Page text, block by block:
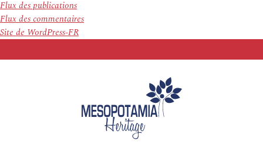
Flux des publications
Flux des commentaires
Site de WordPress-FR